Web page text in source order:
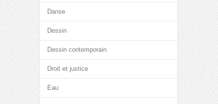
Danse
Dessin
Dessin contemporain
Droit et justice
Eau